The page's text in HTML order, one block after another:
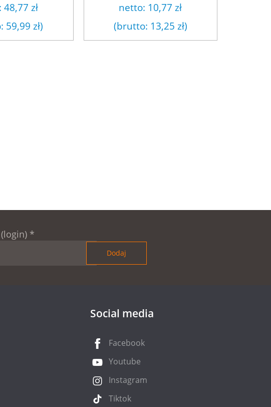
48,77 zł
59,99 zł)
netto: 10,77 zł
(brutto: 13,25 zł)
*
Social media
Facebook
Youtube
Instagram
Tiktok